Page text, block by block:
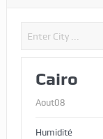
Cairo
Aout08
Humidité